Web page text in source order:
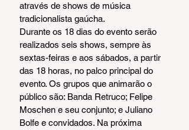
através de shows de música
tradicionalista gaúcha.
Durante os 18 dias do evento serão
realizados seis shows, sempre às
sextas-feiras e aos sábados, a partir
das 18 horas, no palco principal do
evento. Os grupos que animarão o
público são: Banda Retruco; Felipe
Moschen e seu conjunto; e Juliano
Bolfe e convidados. Na próxima